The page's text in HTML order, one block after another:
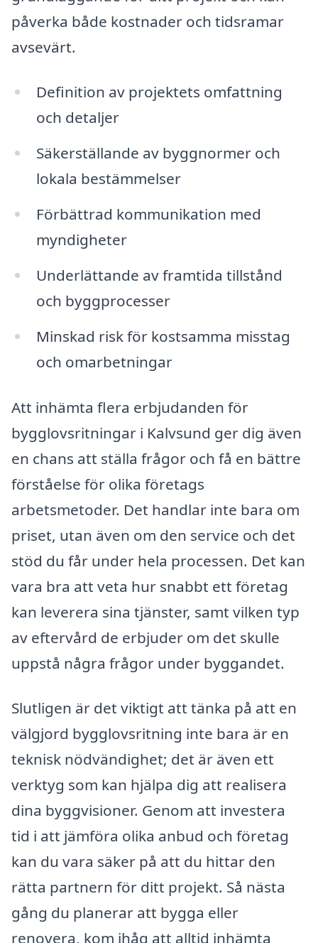
påverka både kostnader och tidsramar
avsevärt.
Definition av projektets omfattning
och detaljer
Säkerställande av byggnormer och
lokala bestämmelser
Förbättrad kommunikation med
myndigheter
Underlättande av framtida tillstånd
och byggprocesser
Minskad risk för kostsamma misstag
och omarbetningar
Att inhämta flera erbjudanden för
bygglovsritningar i Kalvsund ger dig även
en chans att ställa frågor och få en bättre
förståelse för olika företags
arbetsmetoder. Det handlar inte bara om
priset, utan även om den service och det
stöd du får under hela processen. Det kan
vara bra att veta hur snabbt ett företag
kan leverera sina tjänster, samt vilken typ
av eftervård de erbjuder om det skulle
uppstå några frågor under byggandet.
Slutligen är det viktigt att tänka på att en
välgjord bygglovsritning inte bara är en
teknisk nödvändighet; det är även ett
verktyg som kan hjälpa dig att realisera
dina byggvisioner. Genom att investera
tid i att jämföra olika anbud och företag
kan du vara säker på att du hittar den
rätta partnern för ditt projekt. Så nästa
gång du planerar att bygga eller
renovera, kom ihåg att alltid inhämta